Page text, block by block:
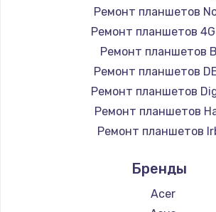
Заказать
Замена жесткого
1000 руб.
Заказать
Чистка от пыли
Заказать
Ремонт планшетов
Ремонт планшетов
Ремонт планшетов
Ремонт планшетов
Ремонт планшетов
Ремонт планшетов
Ремонт планшетов
Ремонт планшетов
Ремонт планшетов
Бренды
Acer